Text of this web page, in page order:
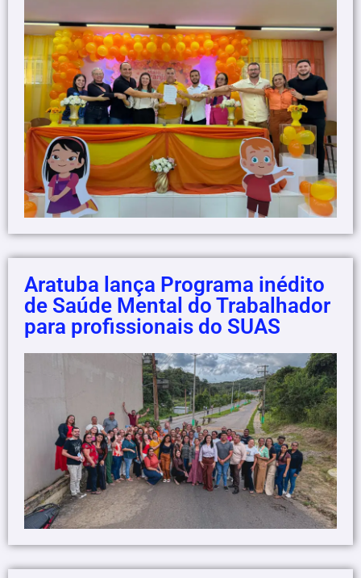
Aratuba lança Programa inédito
de Saúde Mental do Trabalhador
para profissionais do SUAS